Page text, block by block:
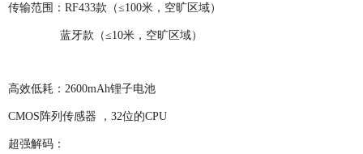
传输范围：RF433款（≤100米，空旷区域）
蓝牙款（≤10米，空旷区域）
高效低耗：2600mAh锂子电池
CMOS阵列传感器 ，32位的CPU
超强解码：